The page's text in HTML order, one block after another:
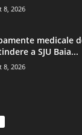
8, 2026
medicale
a SJU Baia...
8, 2026